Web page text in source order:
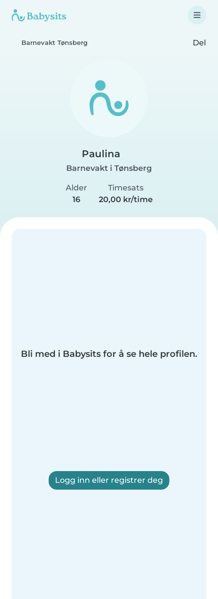
Barnevakt Tønsberg Del
Paulina
Barnevakt i Tønsberg
Alder
16
Timesats
20,00 kr/time
Bli med i Babysits for å se hele profilen.
Logg inn eller registrer deg